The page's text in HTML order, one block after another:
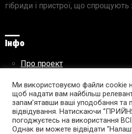
гібриди і пристрої, що спрощують
Інфо
Про проект
Правила використання
Підпишись на AutoGeek!
Ми використовуємо файли cookie
щоб надати вам найбільш
запам’ятавши ваші уподобання
відвідування. Натискаючи
погоджуєтесь на використання
Однак ви можете відвідати